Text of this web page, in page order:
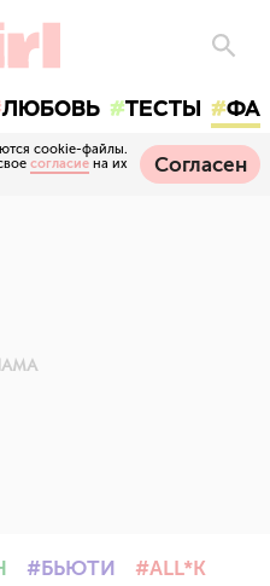
ЛЮБОВЬ ТЕСТЫ
cookie-файлы.
согласие на их
Согласен
БЬЮТИ ALL*K